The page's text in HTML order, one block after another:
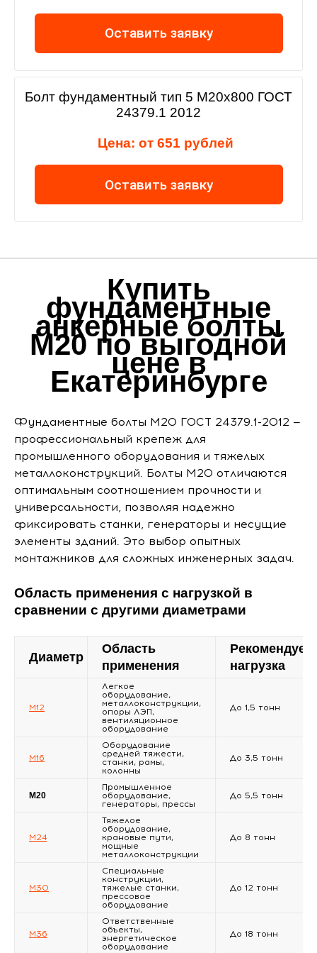
Оставить заявку
Болт фундаментный тип 5 М20х800 ГОСТ
24379.1 2012
Цена: от 651 рублей
Оставить заявку
Купить
фундаментные
анкерные болты
М20 по выгодной
цене в
Екатеринбурге
Фундаментные болты М20 ГОСТ 24379.1-2012 —
профессиональный крепеж для
промышленного оборудования и тяжелых
металлоконструкций. Болты М20 отличаются
оптимальным соотношением прочности и
универсальности, позволяя надежно
фиксировать станки, генераторы и несущие
элементы зданий. Это выбор опытных
монтажников для сложных инженерных задач.
Область применения c нагрузкой в
сравнении с другими диаметрами
Диаметр
Область
применения
нагрузка
М12
Легкое
оборудование,
металлоконструкции,
опоры ЛЭП,
вентиляционное
оборудование
До 1,5 тонн
М16
Оборудование
средней тяжести,
станки, рамы,
колонны
До 3,5 тонн
М20
Промышленное
оборудование,
генераторы, прессы
До 5,5 тонн
М24
Тяжелое
оборудование,
крановые пути,
мощные
металлоконструкции
До 8 тонн
М30
Специальные
конструкции,
тяжелые станки,
прессовое
оборудование
До 12 тонн
М36
Ответственные
объекты,
энергетическое
оборудование
До 18 тонн